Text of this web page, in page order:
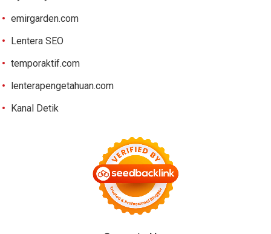
emirgarden.com
Lentera SEO
temporaktif.com
lenterapengetahuan.com
Kanal Detik